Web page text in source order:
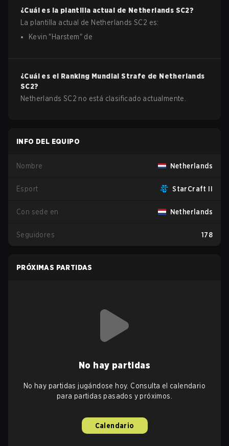
¿Cuál es la plantilla actual de Netherlands SC2?
La plantilla actual de Netherlands SC2 es:
Kevin "Harstem" de
¿Cuál es el Ranking Mundial Strafe de Netherlands
SC2?
Netherlands SC2 no está clasificado actualmente.
INFO DEL EQUIPO
Nombre Netherlands
Esport StarCraft II
Con sede en Netherlands
Seguidores 178
PRÓXIMAS PARTIDAS
No hay partidas
No hay partidas jugándose hoy. Consulta el calendario
para partidas pasados y próximos.
Calendario